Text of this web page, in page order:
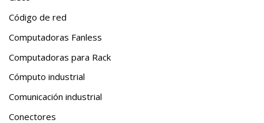
Código de red
Computadoras Fanless
Computadoras para Rack
Cómputo industrial
Comunicación industrial
Conectores